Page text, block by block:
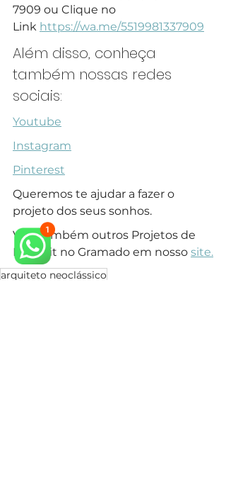
7909 ou Clique no
Link https://wa.me/5519981337909
Além disso, conheça
também nossas redes
sociais:
Youtube
Instagram
Pinterest
Queremos te ajudar a fazer o
projeto dos seus sonhos.
Veja também outros Projetos de
Retrofit no Gramado em nosso site.
arquiteto neoclássico